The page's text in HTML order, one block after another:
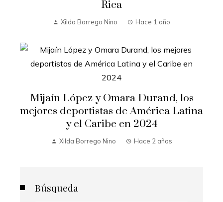
Rica
Xilda Borrego Nino Hace 1 año
Mijaín López y Omara Durand, los
mejores deportistas de América Latina
y el Caribe en 2024
Xilda Borrego Nino Hace 2 años
Búsqueda